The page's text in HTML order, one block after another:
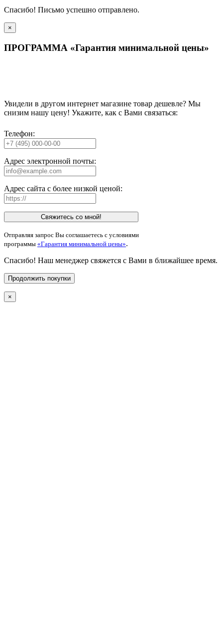
Спасибо! Письмо успешно отправлено.
×
ПРОГРАММА «Гарантия минимальной цены»
Увидели в другом интернет магазине товар дешевле? Мы
снизим нашу цену! Укажите, как с Вами связаться:
Телефон:
Адрес электронной почты:
Адрес сайта с более низкой ценой:
Свяжитесь со мной!
Отправляя запрос Вы соглашаетесь с условиями
программы «Гарантия минимальной цены».
Спасибо! Наш менеджер свяжется с Вами в ближайшее время.
Продолжить покупки
×